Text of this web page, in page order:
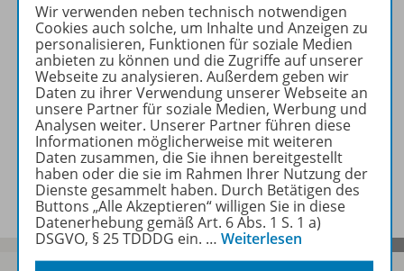
Beschreibung
Zugehörige Produkte
Benachrichtigungs-Service
Wir verwenden neben technisch notwendigen
Cookies auch solche, um Inhalte und Anzeigen zu
personalisieren, Funktionen für soziale Medien
anbieten zu können und die Zugriffe auf unserer
Webseite zu analysieren. Außerdem geben wir
Daten zu ihrer Verwendung unserer Webseite an
unsere Partner für soziale Medien, Werbung und
Analysen weiter. Unserer Partner führen diese
Informationen möglicherweise mit weiteren
Daten zusammen, die Sie ihnen bereitgestellt
haben oder die sie im Rahmen Ihrer Nutzung der
Dienste gesammelt haben. Durch Betätigen des
Buttons „Alle Akzeptieren“ willigen Sie in diese
Datenerhebung gemäß Art. 6 Abs. 1 S. 1 a)
DSGVO, § 25 TDDDG ein. … Weiterlesen